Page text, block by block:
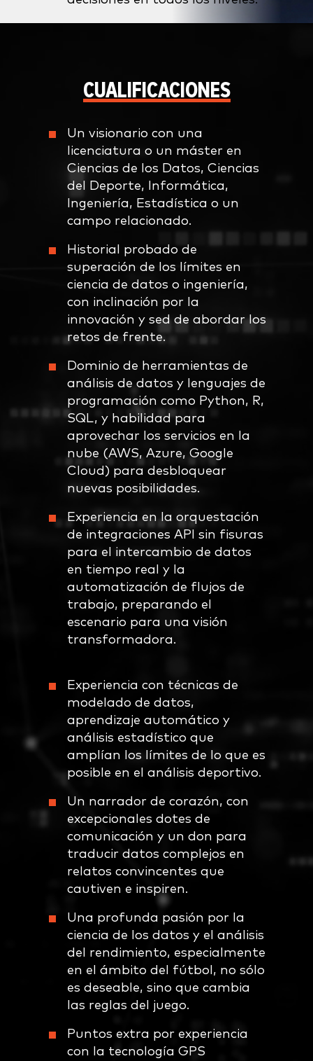
CUALIFICACIONES
Un visionario con una
licenciatura o un máster en
Ciencias de los Datos, Ciencias
del Deporte, Informática,
Ingeniería, Estadística o un
campo relacionado.
Historial probado de
superación de los límites en
ciencia de datos o ingeniería,
con inclinación por la
innovación y sed de abordar los
retos de frente.
Dominio de herramientas de
análisis de datos y lenguajes de
programación como Python, R,
SQL, y habilidad para
aprovechar los servicios en la
nube (AWS, Azure, Google
Cloud) para desbloquear
nuevas posibilidades.
Experiencia en la orquestación
de integraciones API sin fisuras
para el intercambio de datos
en tiempo real y la
automatización de flujos de
trabajo, preparando el
escenario para una visión
transformadora.
Experiencia con técnicas de
modelado de datos,
aprendizaje automático y
análisis estadístico que
amplían los límites de lo que es
posible en el análisis deportivo.
Un narrador de corazón, con
excepcionales dotes de
comunicación y un don para
traducir datos complejos en
relatos convincentes que
cautiven e inspiren.
Una profunda pasión por la
ciencia de los datos y el análisis
del rendimiento, especialmente
en el ámbito del fútbol, no sólo
es deseable, sino que cambia
las reglas del juego.
Puntos extra por experiencia
con la tecnología GPS